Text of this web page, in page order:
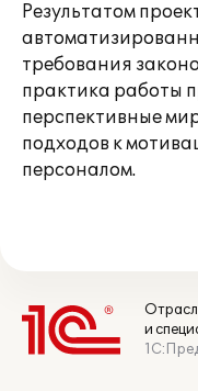
Результатом
требования
практика работы
перспективные
подходов к
персоналом.
и